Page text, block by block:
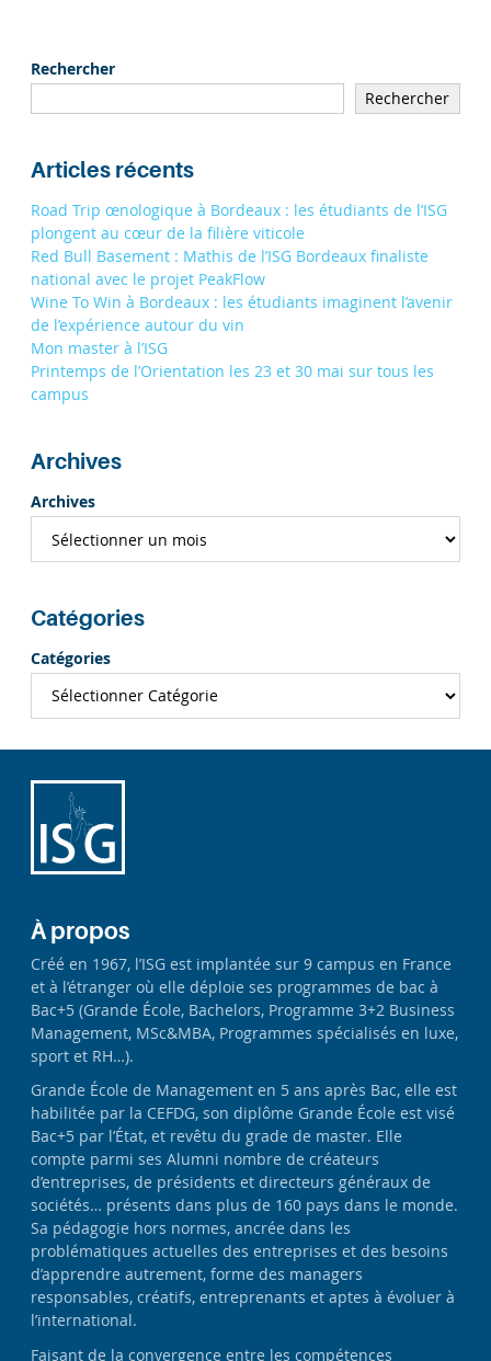
Rechercher
Rechercher
Articles récents
Road Trip œnologique à Bordeaux : les étudiants de l’ISG
plongent au cœur de la filière viticole
Red Bull Basement : Mathis de l’ISG Bordeaux finaliste
national avec le projet PeakFlow
Wine To Win à Bordeaux : les étudiants imaginent l’avenir
de l’expérience autour du vin
Mon master à l’ISG
Printemps de l’Orientation les 23 et 30 mai sur tous les
campus
Archives
Archives
Catégories
Catégories
À propos
Créé en 1967, l’ISG est implantée sur 9 campus en France
et à l’étranger où elle déploie ses programmes de bac à
Bac+5 (Grande École, Bachelors, Programme 3+2 Business
Management, MSc&MBA, Programmes spécialisés en luxe,
sport et RH…).
Grande École de Management en 5 ans après Bac, elle est
habilitée par la CEFDG, son diplôme Grande École est visé
Bac+5 par l’État, et revêtu du grade de master. Elle
compte parmi ses Alumni nombre de créateurs
d’entreprises, de présidents et directeurs généraux de
sociétés… présents dans plus de 160 pays dans le monde.
Sa pédagogie hors normes, ancrée dans les
problématiques actuelles des entreprises et des besoins
d’apprendre autrement, forme des managers
responsables, créatifs, entreprenants et aptes à évoluer à
l’international.
Faisant de la convergence entre les compétences